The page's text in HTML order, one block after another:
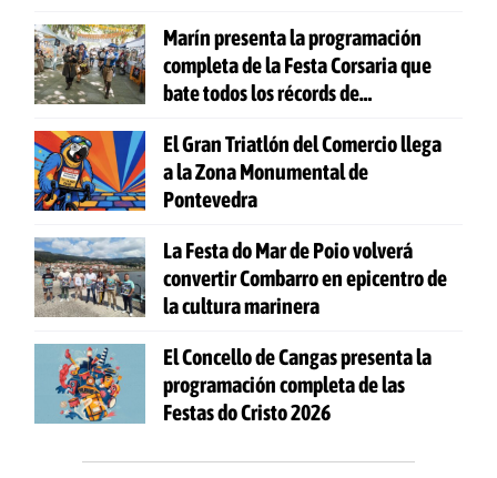
Marín presenta la programación
completa de la Festa Corsaria que
bate todos los récords de
El Gran Triatlón del Comercio llega
a la Zona Monumental de
Pontevedra
La Festa do Mar de Poio volverá
convertir Combarro en epicentro de
la cultura marinera
El Concello de Cangas presenta la
programación completa de las
Festas do Cristo 2026